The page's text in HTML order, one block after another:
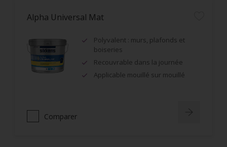
Alpha Universal Mat
Polyvalent : murs, plafonds et
boiseries
Recouvrable dans la journée
Applicable mouillé sur mouillé
Comparer